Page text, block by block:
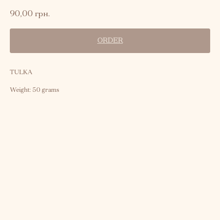
90,00 грн.
ORDER
TULKA
Weight: 50 grams